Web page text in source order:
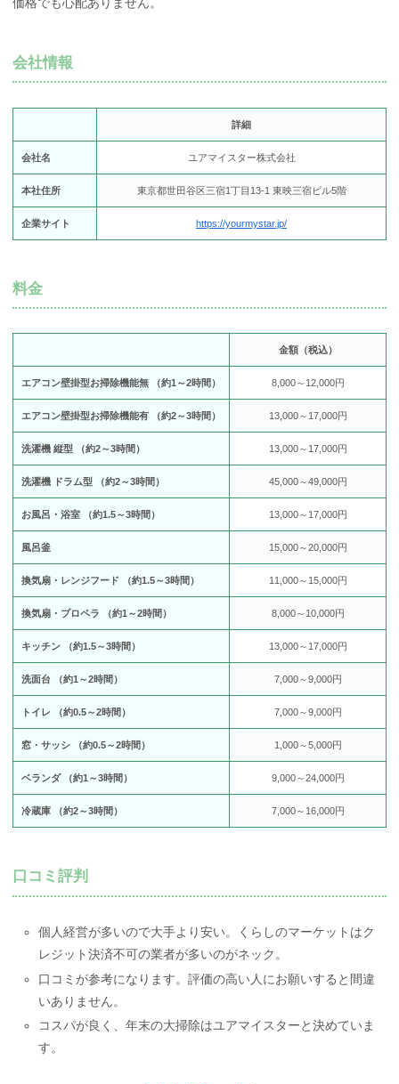
会社情報
詳細
会社名 ユアマイスター株式会社
本社住所 東京都世田谷区三宿1丁目13-1 東映三宿ビル5階
企業サイト https://yourmystar.jp/
料金
金額（税込）
エアコン壁掛型お掃除機能無 （約1～2時間） 8,000～12,000円
エアコン壁掛型お掃除機能有 （約2～3時間） 13,000～17,000円
洗濯機 縦型 （約2～3時間） 13,000～17,000円
洗濯機 ドラム型 （約2～3時間） 45,000～49,000円
お風呂・浴室 （約1.5～3時間） 13,000～17,000円
風呂釜 15,000～20,000円
換気扇・レンジフード （約1.5～3時間） 11,000～15,000円
換気扇・プロペラ （約1～2時間） 8,000～10,000円
キッチン （約1.5～3時間） 13,000～17,000円
洗面台 （約1～2時間） 7,000～9,000円
トイレ （約0.5～2時間） 7,000～9,000円
窓・サッシ （約0.5～2時間） 1,000～5,000円
ベランダ （約1～3時間） 9,000～24,000円
冷蔵庫 （約2～3時間） 7,000～16,000円
口コミ評判
個人経営が多いので大手より安い。くらしのマーケットはク
レジット決済不可の業者が多いのがネック。
口コミが参考になります。評価の高い人にお願いすると間違
いありません。
コスパが良く、年末の大掃除はユアマイスターと決めていま
す。